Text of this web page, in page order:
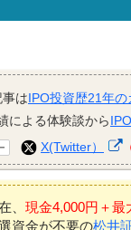
はIPO投資歴21年の
による体験談から
X(Twitter）
、 現金4,000円＋最
資金が不要の松井